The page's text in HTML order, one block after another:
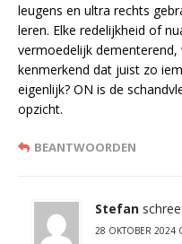
leugens en ultra rechts
leren. Elke redelijkheid of
vermoedelijk dementerend,
kenmerkend dat juist zo
eigenlijk? ON is de
opzicht.
BEANTWOORDEN
Stefan
28 OKTOBER 2024